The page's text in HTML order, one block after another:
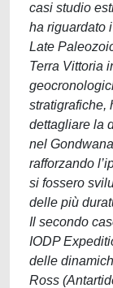
casi studio
ha riguardato
Late
Terra Vittoria
stratigrafiche,
dettagliare la
nel
rafforzando
si fossero
delle più
Il secondo
IODP
delle
Ross